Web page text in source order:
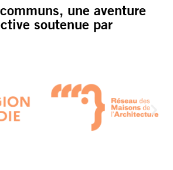
une aventure
soutenue par